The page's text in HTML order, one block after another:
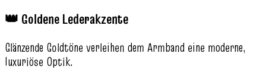
👑 Goldene Lederakzente
Glänzende Goldtöne verleihen dem Armband eine moderne,
luxuriöse Optik.